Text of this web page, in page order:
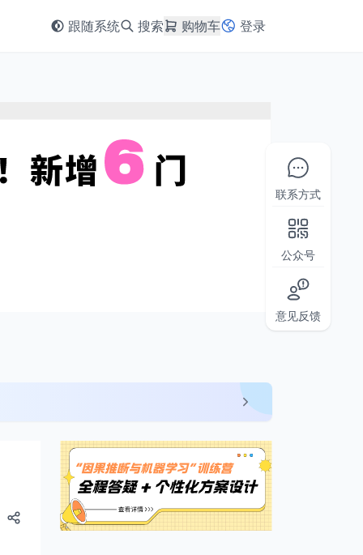
跟随系统 搜索 购物车 登录
联系方式
公众号
意见反馈